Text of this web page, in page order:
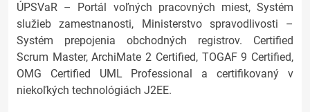
ÚPSVaR – Portál voľných pracovných miest, Systém
služieb zamestnanosti, Ministerstvo spravodlivosti –
Systém prepojenia obchodných registrov. Certified
Scrum Master, ArchiMate 2 Certified, TOGAF 9 Certified,
OMG Certified UML Professional a certifikovaný v
niekoľkých technológiách J2EE.